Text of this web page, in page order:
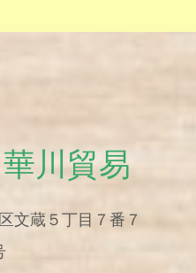
川貿易
文蔵５丁目７番７